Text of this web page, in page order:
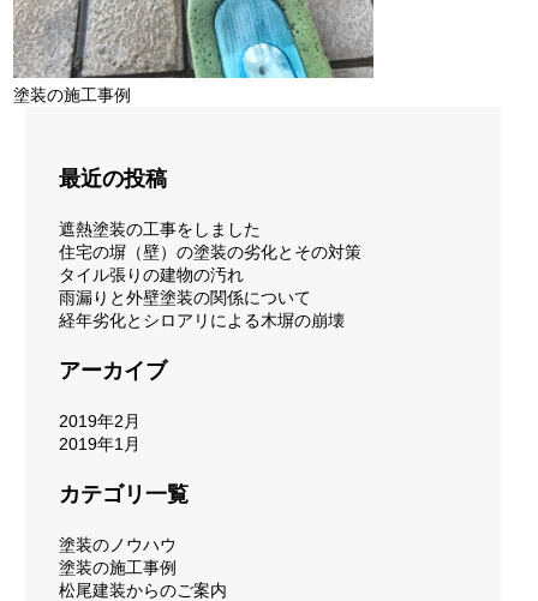
塗装の施工事例
最近の投稿
遮熱塗装の工事をしました
住宅の塀（壁）の塗装の劣化とその対策
タイル張りの建物の汚れ
雨漏りと外壁塗装の関係について
経年劣化とシロアリによる木塀の崩壊
アーカイブ
2019年2月
2019年1月
カテゴリ一覧
塗装のノウハウ
塗装の施工事例
松尾建装からのご案内